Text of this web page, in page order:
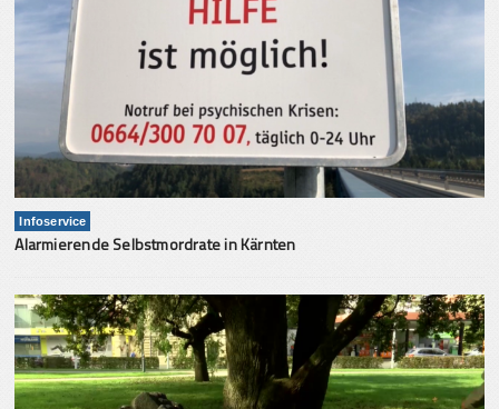
Infoservice
Alarmierende Selbstmordrate in Kärnten